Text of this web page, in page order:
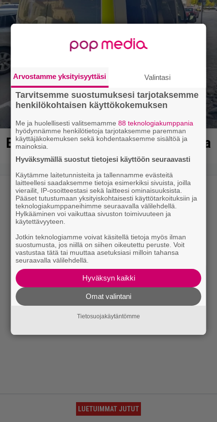
Erittäin vaarallinen kuski Ulvilassa
LUETUIMMAT JUTUT
Arvostamme yksityisyyttäsi Valintasi
Tarvitsemme suostumuksesi tarjotaksemme
henkilökohtaisen käyttökokemuksen
Me ja huolellisesti valitsemamme88 teknologiakumppania
hyödynnämme henkilötietoja tarjotaksemme paremman
käyttäjäkokemuksen sekä kohdentaaksemme sisältöä ja
mainoksia.
Hyväksymällä suostut tietojesi käyttöön seuraavasti
Käytämme laitetunnisteita ja tallennamme evästeitä
laitteellesi saadaksemme tietoja esimerkiksi sivuista, joilla
vierailit, IP-osoitteestasi sekä laitteesi ominaisuuksista.
Pääset tutustumaan yksityiskohtaisesti käyttötarkoituksiin ja
teknologiakumppaneihimme seuraavalla välilehdellä.
Hylkääminen voi vaikuttaa sivuston toimivuuteen ja
käytettävyyteen.
Jotkin teknologiamme voivat käsitellä tietoja myös ilman
suostumusta, jos niillä on siihen oikeutettu peruste. Voit
vastustaa tätä tai muuttaa asetuksiasi milloin tahansa
seuraavalla välilehdellä.
Hyväksyn kaikki
Omat valintani
Tietosuojakäytäntömme